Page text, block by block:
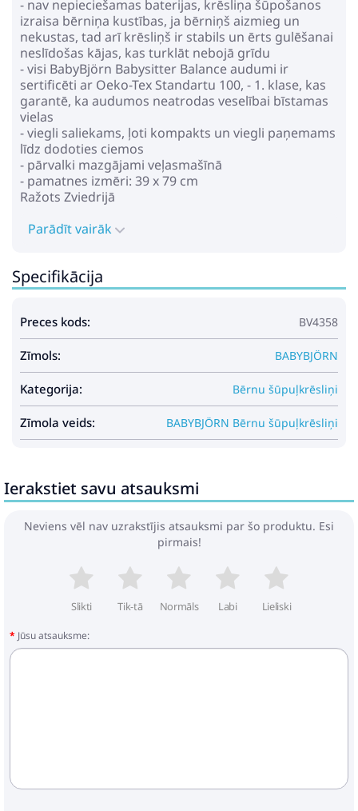
- nav nepieciešamas baterijas, krēsliņa šūpošanos
izraisa bērniņa kustības, ja bērniņš aizmieg un
nekustas, tad arī krēsliņš ir stabils un ērts gulēšanai
neslīdošas kājas, kas turklāt nebojā grīdu
- visi BabyBjörn Babysitter Balance audumi ir
sertificēti ar Oeko-Tex Standartu 100, - 1. klase, kas
garantē, ka audumos neatrodas veselībai bīstamas
vielas
- viegli saliekams, ļoti kompakts un viegli paņemams
līdz dodoties ciemos
- pārvalki mazgājami veļasmašīnā
- pamatnes izmēri: 39 x 79 cm
Ražots Zviedrijā
Parādīt vairāk
Specifikācija
Preces kods: BV4358
Zīmols: BABYBJÖRN
Kategorija: Bērnu šūpuļkrēsliņi
Zīmola veids: BABYBJÖRN Bērnu šūpuļkrēsliņi
Ierakstiet savu atsauksmi
Neviens vēl nav uzrakstījis atsauksmi par šo produktu. Esi
pirmais!
Slikti Tik-tā Normāls Labi Lieliski
Jūsu atsauksme: